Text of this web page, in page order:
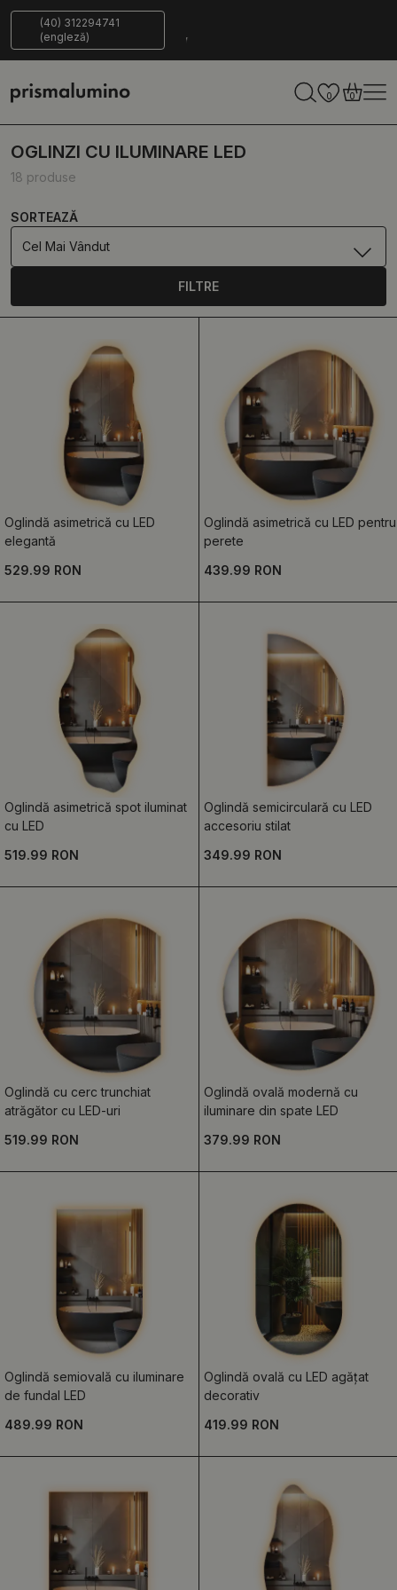
(40) 312294741
(engleză)
pentru a
Livrare
sigură
ECO-
0 0
OGLINZI CU ILUMINARE LED
18 produse
SORTEAZĂ
Cel Mai Vândut
FILTRE
Oglindă asimetrică cu LED
elegantă
529.99 RON
Oglindă asimetrică cu LED pentru
perete
439.99 RON
Oglindă asimetrică spot iluminat
cu LED
519.99 RON
Oglindă semicirculară cu LED
accesoriu stilat
349.99 RON
Oglindă cu cerc trunchiat
atrăgător cu LED-uri
519.99 RON
Oglindă ovală modernă cu
iluminare din spate LED
379.99 RON
Oglindă semiovală cu iluminare
de fundal LED
489.99 RON
Oglindă ovală cu LED agățat
decorativ
419.99 RON